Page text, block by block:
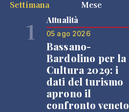
Settimana
Mese
1 Attualità
05 ago 2026
Bassano-
Bardolino per la
Cultura 2029: i
dati del turismo
aprono il
confronto veneto